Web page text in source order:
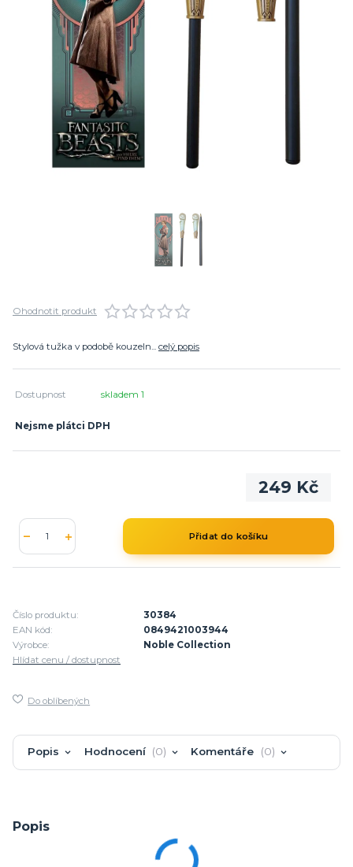
Ohodnotit produkt
Stylová tužka v podobě kouzeln... celý popis
Dostupnost skladem 1
Nejsme plátci DPH
249 Kč
Přidat do košíku
Číslo produktu:
30384
EAN kód:
0849421003944
Výrobce:
Noble Collection
Hlídat cenu / dostupnost
Do oblíbených
Popis Hodnocení 0 Komentáře 0
Popis